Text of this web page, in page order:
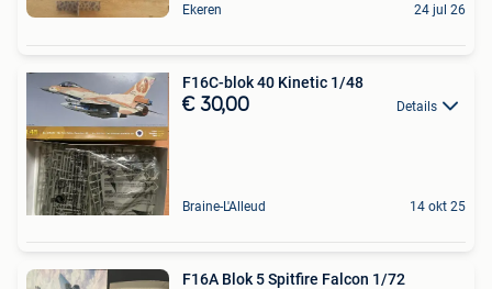
Ekeren 24 jul 26
F16C-blok 40 Kinetic 1/48
€ 30,00 Details
Braine-L'Alleud 14 okt 25
F16A Blok 5 Spitfire Falcon 1/72